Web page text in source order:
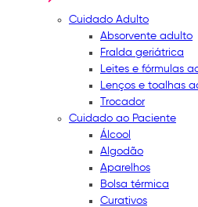
Cuidado Adulto
Absorvente adulto
Fralda geriátrica
Leites e fórmulas
Lenços e toalhas
Trocador
Cuidado ao Paciente
Álcool
Algodão
Aparelhos
Bolsa térmica
Curativos